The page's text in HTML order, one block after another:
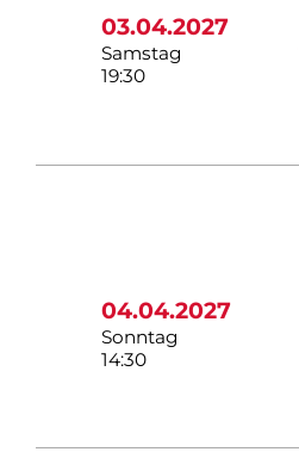
03.04.2027
Samstag
19:30
04.04.2027
Sonntag
14:30